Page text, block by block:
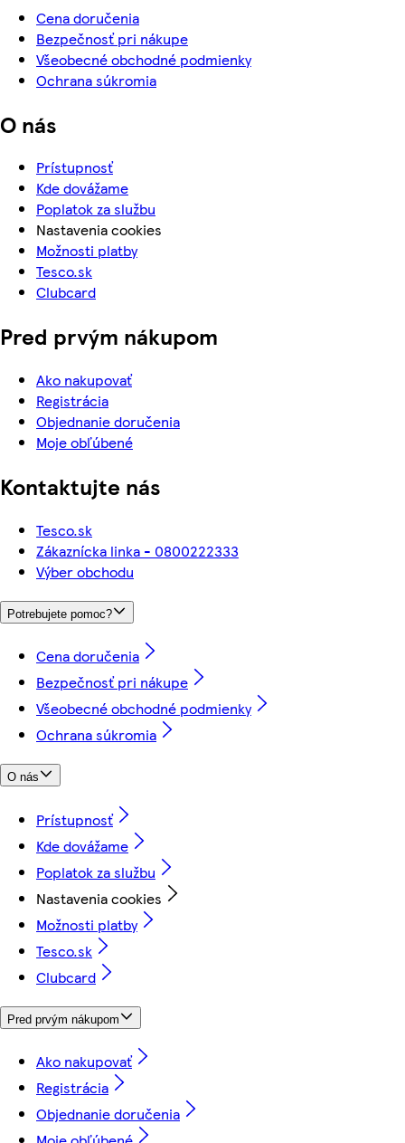
Cena doručenia
Bezpečnosť pri nákupe
Všeobecné obchodné podmienky
Ochrana súkromia
O nás
Prístupnosť
Kde dovážame
Poplatok za službu
Nastavenia cookies
Možnosti platby
Tesco.sk
Clubcard
Pred prvým nákupom
Ako nakupovať
Registrácia
Objednanie doručenia
Moje obľúbené
Kontaktujte nás
Tesco.sk
Zákaznícka linka - 0800222333
Výber obchodu
Potrebujete pomoc?
Cena doručenia
Bezpečnosť pri nákupe
Všeobecné obchodné podmienky
Ochrana súkromia
O nás
Prístupnosť
Kde dovážame
Poplatok za službu
Nastavenia cookies
Možnosti platby
Tesco.sk
Clubcard
Pred prvým nákupom
Ako nakupovať
Registrácia
Objednanie doručenia